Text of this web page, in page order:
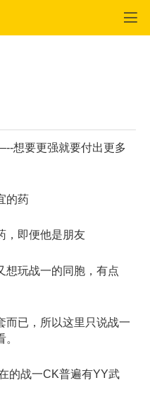
要更强就要付出更多
的药
即便他是朋友
玩战一的同胞，有点
已，所以这里只说战一
战一CK普遍有YY武